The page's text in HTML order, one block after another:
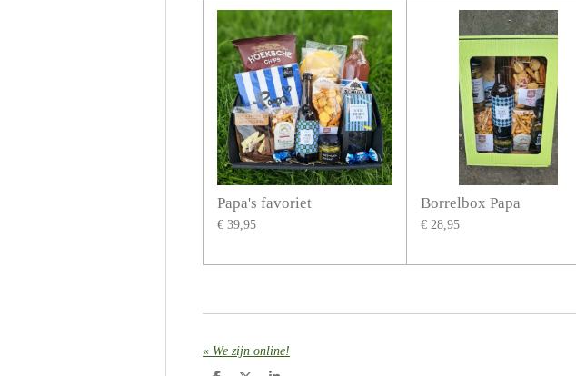
Papa's favoriet
€ 39,95
Borrelbox Papa
€ 28,95
« We zijn online!